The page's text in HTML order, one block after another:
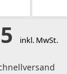
inkl. MwSt.